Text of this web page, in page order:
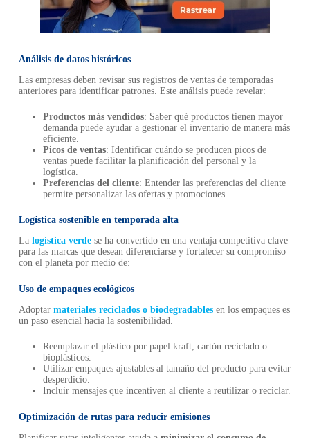
Análisis de datos históricos
Las empresas deben revisar sus registros de ventas de temporadas
anteriores para identificar patrones. Este análisis puede revelar:
Productos más vendidos: Saber qué productos tienen mayor
demanda puede ayudar a gestionar el inventario de manera más
eficiente.
Picos de ventas: Identificar cuándo se producen picos de
ventas puede facilitar la planificación del personal y la
logística.
Preferencias del cliente: Entender las preferencias del cliente
permite personalizar las ofertas y promociones.
Logística sostenible en temporada alta
La logística verde se ha convertido en una ventaja competitiva clave
para las marcas que desean diferenciarse y fortalecer su compromiso
con el planeta por medio de:
Uso de empaques ecológicos
Adoptar materiales reciclados o biodegradablesen los empaques es
un paso esencial hacia la sostenibilidad.
Reemplazar el plástico por papel kraft, cartón reciclado o
bioplásticos.
Utilizar empaques ajustables al tamaño del producto para evitar
desperdicio.
Incluir mensajes que incentiven al cliente a reutilizar o reciclar.
Optimización de rutas para reducir emisiones